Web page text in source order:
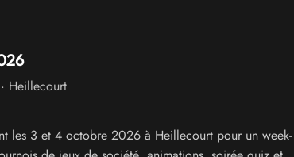
Heillecourt
les 3 et 4 octobre 2026 à Heillecourt pour un week-